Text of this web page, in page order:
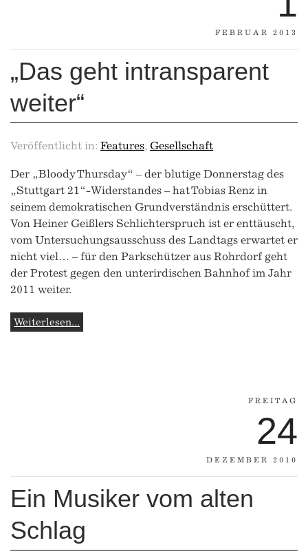
FEBRUAR 2013
„Das geht intransparent
weiter“
Veröffentlicht in: Features, Gesellschaft
Der „Bloody Thursday“ – der blutige Donnerstag des
„Stuttgart 21“-Widerstandes – hat Tobias Renz in
seinem demokratischen Grundverständnis erschüttert.
Von Heiner Geißlers Schlichterspruch ist er enttäuscht,
vom Untersuchungsausschuss des Landtags erwartet er
nicht viel… – für den Parkschützer aus Rohrdorf geht
der Protest gegen den unterirdischen Bahnhof im Jahr
2011 weiter.
Weiterlesen...
FREITAG
24
DEZEMBER 2010
Ein Musiker vom alten
Schlag